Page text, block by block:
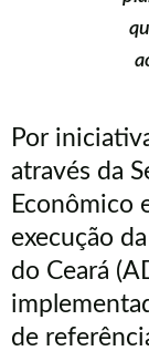
Por
através da
Econômico
execução
do Ceará
de